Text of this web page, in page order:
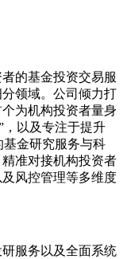
的基金投资交易服
领域。公司倾力打
为机构投资者量身
，以及专注于提升
基金研究服务与科
准对接机构投资者
风控管理等多维度
服务以及全面系统